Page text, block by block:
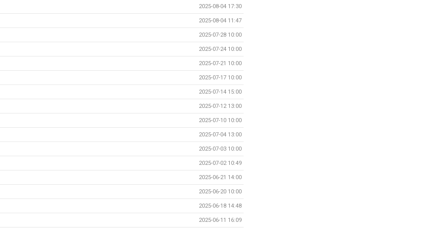
2025-08-04 17:30
2025-08-04 11:47
2025-07-28 10:00
2025-07-24 10:00
2025-07-21 10:00
2025-07-17 10:00
2025-07-14 15:00
2025-07-12 13:00
2025-07-10 10:00
2025-07-04 13:00
2025-07-03 10:00
2025-07-02 10:49
2025-06-21 14:00
2025-06-20 10:00
2025-06-18 14:48
2025-06-11 16:09